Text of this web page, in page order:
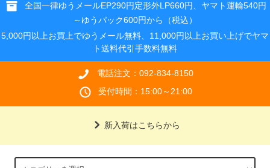
全国一律ゆうメールEP290円定形外LP660円、ヤマト運輸540円
～ゆうパック600円から（税込）
5,000円以上お買上でゆうメール無料、11,000円以上お買い上げでヤマ
ト送料代引手数料無料
電話注文：092-834-8150
受付時間：15:00～21:00
新入荷はこちらから